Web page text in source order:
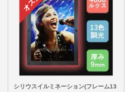
シリウスイルミネーション(フレーム13